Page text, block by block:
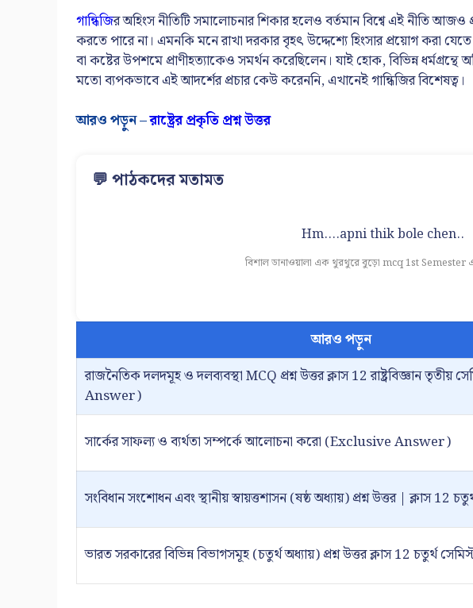
গান্ধিজির অহিংস নীতিটি সমালোচনার শিকার হলেও বর্তমান বিশ্বে এই নীতি আজও
করতে পারে না। এমনকি মনে রাখা দরকার বৃহৎ উদ্দেশ্যে হিংসার প্রয়োগ করা যেতে
বা কষ্টের উপশমে প্রাণীহত্যাকেও সমর্থন করেছিলেন। যাই হোক, বিভিন্ন ধর্মগ্রন্থে
মতো ব্যপকভাবে এই আদর্শের প্রচার কেউ করেননি, এখানেই গান্ধিজির বিশেষত্ব।
আরও পড়ুন –রাষ্ট্রের প্রকৃতি প্রশ্ন উত্তর
💬 পাঠকদের মতামত
Hm....apni thik bole chen..
বিশাল ডানাওয়ালা এক থুরথুরে বুড়ো mcq 1st Semester
আরও পড়ুন
রাজনৈতিক দলদমূহ ও দলব্যবস্থা MCQ প্রশ্ন উত্তর ক্লাস 12 রাষ্ট্রবিজ্ঞান তৃতীয়
Answer)
সার্কের সাফল্য ও ব্যর্থতা সম্পর্কে আলোচনা করো (Exclusive Answer)
সংবিধান সংশোধন এবং স্থানীয় স্বায়ত্তশাসন (ষষ্ঠ অধ্যায়) প্রশ্ন উত্তর | ক্লাস 12 চতুর্থ
ভারত সরকারের বিভিন্ন বিভাগসমূহ (চতুর্থ অধ্যায়) প্রশ্ন উত্তর ক্লাস 12 চতুর্থ